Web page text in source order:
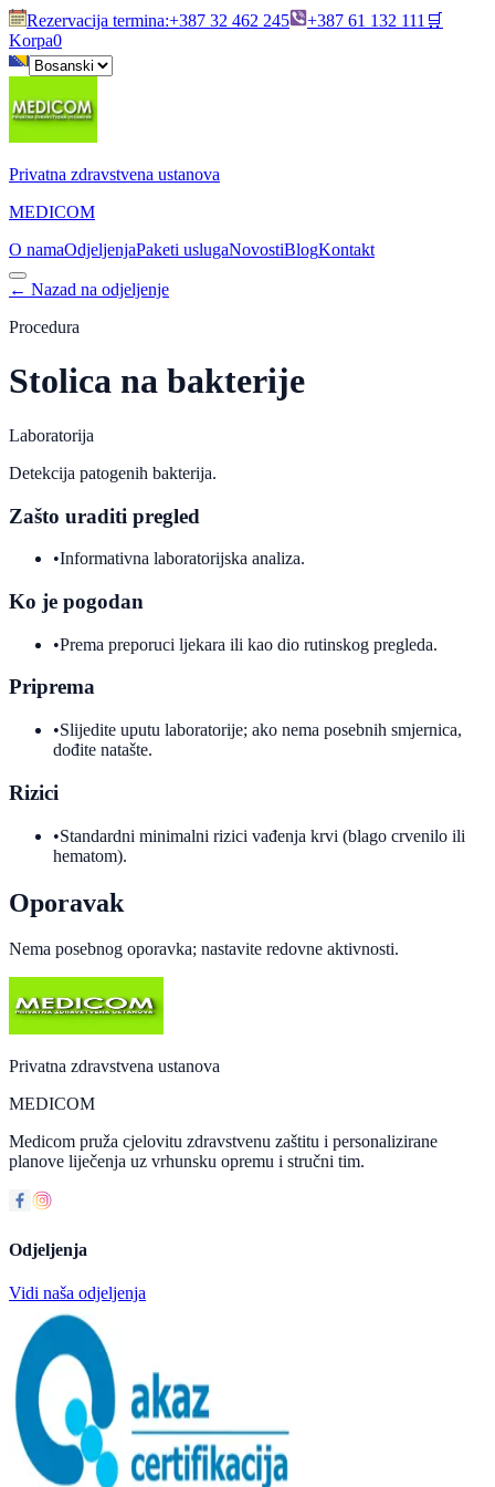
Rezervacija termina:+387 32 462 245 +387 61 132 111 🛒
Korpa0
Privatna zdravstvena ustanova
MEDICOM
O namaOdjeljenjaPaketi uslugaNovostiBlogKontakt
← Nazad na odjeljenje
Procedura
Stolica na bakterije
Laboratorija
Detekcija patogenih bakterija.
Zašto uraditi pregled
•Informativna laboratorijska analiza.
Ko je pogodan
•Prema preporuci ljekara ili kao dio rutinskog pregleda.
Priprema
•Slijedite uputu laboratorije; ako nema posebnih smjernica,
dođite natašte.
Rizici
•Standardni minimalni rizici vađenja krvi (blago crvenilo ili
hematom).
Oporavak
Nema posebnog oporavka; nastavite redovne aktivnosti.
Privatna zdravstvena ustanova
MEDICOM
Medicom pruža cjelovitu zdravstvenu zaštitu i personalizirane
planove liječenja uz vrhunsku opremu i stručni tim.
Odjeljenja
Vidi naša odjeljenja